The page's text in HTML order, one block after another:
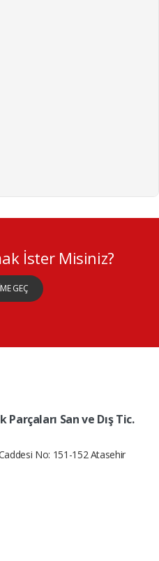
İster Misiniz?
GEÇ
San ve Dış Tic.
No: 151-152 Atasehir